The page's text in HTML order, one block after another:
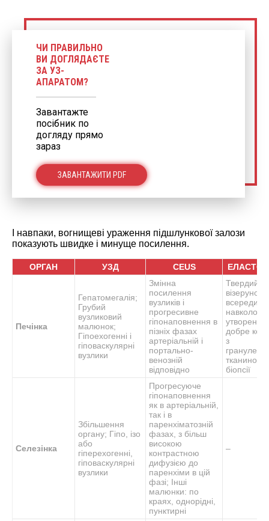
ЧИ ПРАВИЛЬНО
ВИ ДОГЛЯДАЄТЕ
ЗА УЗ-
АПАРАТОМ?
Завантажте
посібник по
догляду прямо
зараз
ЗАВАНТАЖИТИ PDF
І навпаки, вогнищеві ураження підшлункової залози
показують швидке і минуще посилення.
ОРГАН УЗД CEUS
Печінка
Гепатомегалія;
Грубий
вузликовий
малюнок;
Гіпоехогенні і
гіповаскулярні
вузлики
Змінна
посилення
вузликів і
прогресивне
гіпонаповнення в
пізніх фазах
артеріальній і
портально-
венозній
відповідно
Твердий
візерунок
всередині і
навколо
утворень,
добре
з
тканиною
біопсії
Селезінка
Збільшення
органу; Гіпо, ізо
або
гіперехогенні,
гіповаскулярні
вузлики
Прогресуюче
гіпонаповнення
як в артеріальній,
так і в
паренхіматозній
фазах, з більш
високою
контрастною
дифузією до
паренхіми в цій
фазі; Інші
малюнки: по
краях, однорідні,
пунктирні
–